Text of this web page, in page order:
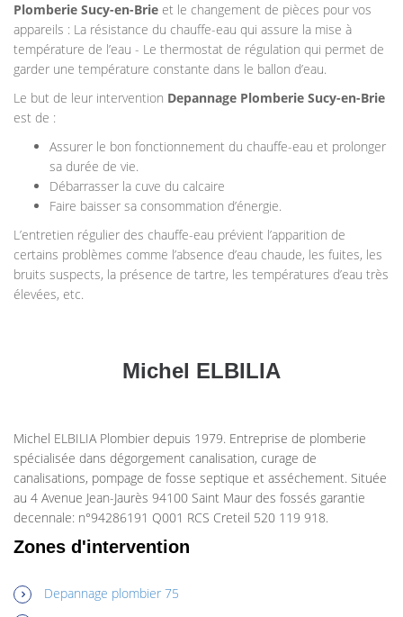
Plomberie Sucy-en-Brie et le changement de pièces pour vos
appareils : La résistance du chauffe-eau qui assure la mise à
température de l’eau - Le thermostat de régulation qui permet de
garder une température constante dans le ballon d’eau.
Le but de leur intervention Depannage Plomberie Sucy-en-Brie
est de :
Assurer le bon fonctionnement du chauffe-eau et prolonger
sa durée de vie.
Débarrasser la cuve du calcaire
Faire baisser sa consommation d’énergie.
L’entretien régulier des chauffe-eau prévient l’apparition de
certains problèmes comme l’absence d’eau chaude, les fuites, les
bruits suspects, la présence de tartre, les températures d’eau très
élevées, etc.
Michel ELBILIA
Michel ELBILIA Plombier depuis 1979. Entreprise de plomberie
spécialisée dans dégorgement canalisation, curage de
canalisations, pompage de fosse septique et asséchement. Située
au 4 Avenue Jean-Jaurès 94100 Saint Maur des fossés garantie
decennale: n°94286191 Q001 RCS Creteil 520 119 918.
Zones d'intervention
Depannage plombier 75